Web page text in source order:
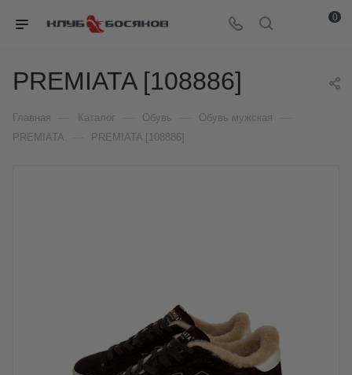
0
PREMIATA [108886]
Главная Каталог Обувь Обувь мужская
PREMIATA PREMIATA [108886]